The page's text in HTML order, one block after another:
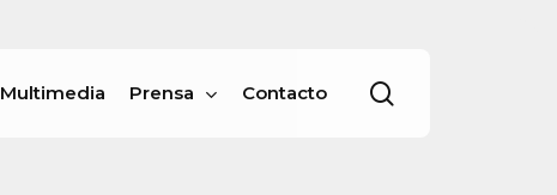
Multimedia Prensa Contacto